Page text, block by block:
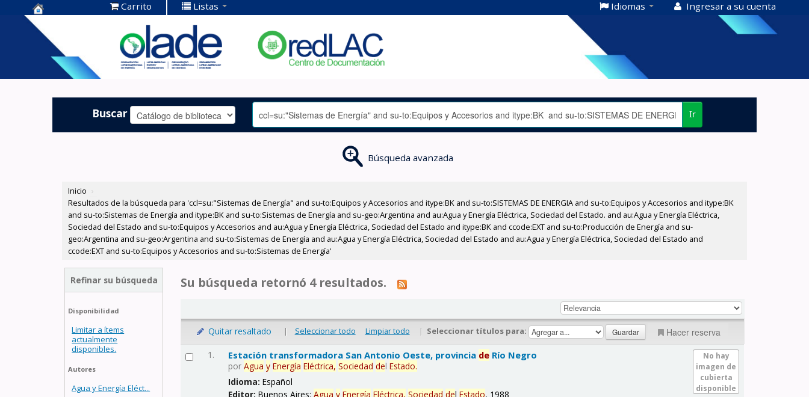
Centro de
Documentación
OLADE -
Carrito Listas Idiomas Ingresar a su cuenta
Buscar Ir
Búsqueda avanzada
Inicio ›
Resultados de la búsqueda para 'ccl=su:"Sistemas de Energía" and su-to:Equipos y Accesorios and itype:BK and su-to:SISTEMAS DE ENERGIA and su-to:Equipos y Accesorios and itype:BK
and su-to:Sistemas de Energía and itype:BK and su-to:Sistemas de Energía and su-geo:Argentina and au:Agua y Energía Eléctrica, Sociedad del Estado. and au:Agua y Energía Eléctrica,
Sociedad del Estado and su-to:Equipos y Accesorios and au:Agua y Energía Eléctrica, Sociedad del Estado and itype:BK and ccode:EXT and su-to:Producción de Energía and su-
geo:Argentina and su-geo:Argentina and su-to:Sistemas de Energía and au:Agua y Energía Eléctrica, Sociedad del Estado and au:Agua y Energía Eléctrica, Sociedad del Estado and
ccode:EXT and su-to:Equipos y Accesorios and su-to:Sistemas de Energía'
Refinar su búsqueda
Disponibilidad
Limitar a ítems
actualmente
disponibles.
Autores
Agua y Energía Eléct...
Su búsqueda retornó 4 resultados.
Quitar resaltado | Seleccionar todo Limpiar todo | Seleccionar títulos para: Hacer reserva
1.
No hay
imagen de
cubierta
disponible
Estación transformadora San Antonio Oeste, provincia de Río Negro
porAgua y Energía Eléctrica, Sociedad delEstado.
Idioma:Español
Editor:Buenos Aires:Agua y Energía Eléctrica, Sociedad delEstado, 1988